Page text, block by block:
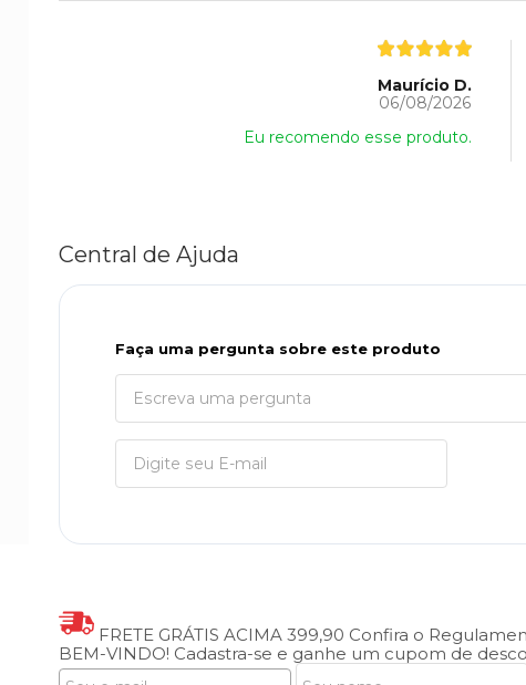
Maurício D.
06/08/2026
Eu recomendo esse produto.
Central de Ajuda
Faça uma pergunta sobre este produto
FRETE GRÁTIS ACIMA 399,90 Confira o
BEM-VINDO! Cadastra-se e ganhe um cupom de